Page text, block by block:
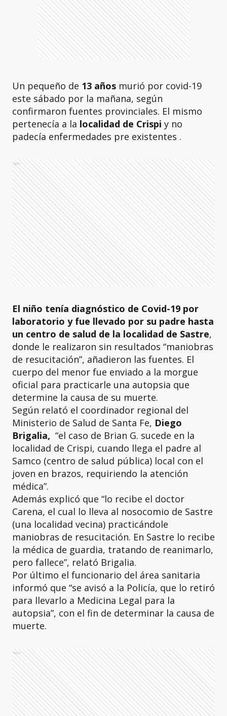
Un pequeño de 13 años murió por covid-19
este sábado por la mañana, según
confirmaron fuentes provinciales. El mismo
pertenecía a la localidad de Crispi y no
padecía enfermedades pre existentes .
Ads
El niño tenía diagnóstico de Covid-19 por
laboratorio y fue llevado por su padre hasta
un centro de salud de la localidad de Sastre,
donde le realizaron sin resultados “maniobras
de resucitación”, añadieron las fuentes. El
cuerpo del menor fue enviado a la morgue
oficial para practicarle una autopsia que
determine la causa de su muerte.
Según relató el coordinador regional del
Ministerio de Salud de Santa Fe, Diego
Brigalia, “el caso de Brian G. sucede en la
localidad de Crispi, cuando llega el padre al
Samco (centro de salud pública) local con el
joven en brazos, requiriendo la atención
médica”.
Además explicó que “lo recibe el doctor
Carena, el cual lo lleva al nosocomio de Sastre
(una localidad vecina) practicándole
maniobras de resucitación. En Sastre lo recibe
la médica de guardia, tratando de reanimarlo,
pero fallece”, relató Brigalia.
Por último el funcionario del área sanitaria
informó que “se avisó a la Policía, que lo retiró
para llevarlo a Medicina Legal para la
autopsia”, con el fin de determinar la causa de
muerte.
Ads